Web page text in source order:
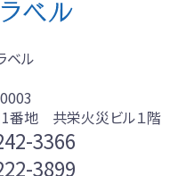
ベル
番地 共栄火災ビル１階
3366
3899